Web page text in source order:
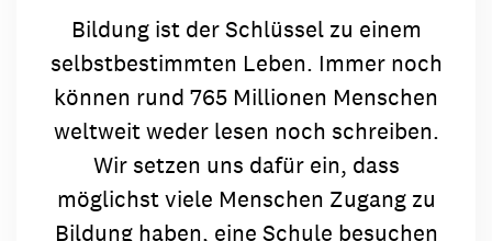
Bildung ist der Schlüssel zu einem
selbstbestimmten Leben. Immer noch
können rund 765 Millionen Menschen
weltweit weder lesen noch schreiben.
Wir setzen uns dafür ein, dass
möglichst viele Menschen Zugang zu
Bildung haben, eine Schule besuchen